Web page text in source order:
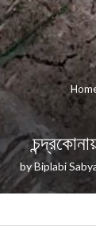
byBiplabi